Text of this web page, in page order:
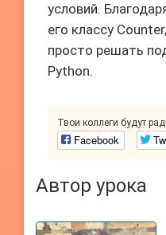
условий.
его классу
просто решать
Python.
Твои коллеги будут
Facebook
Автор урока